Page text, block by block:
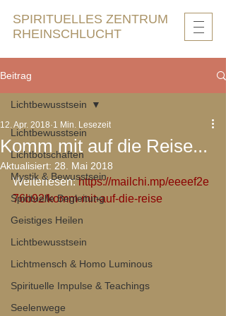
SPIRITUELLES ZENTRUM
RHEINSCHLUCHT
Beitrag
Lichtbewusstsein
Lichtbotschaften
Mystik & Bewusstsein
Spirituelle Begleitung
Geistiges Heilen
Lichtbewusstsein
Lichtmensch & Homo Luminous
Spirituelle Impulse & Teachings
Seelenwege
Lichtbewusstsein
Komm mit auf die Reise...
12. Apr. 2018 1 Min. Lesezeit
Aktualisiert: 28. Mai 2018
Weiterlesen: https://mailchi.mp/eeeef2e
76b92/komm-mit-auf-die-reise